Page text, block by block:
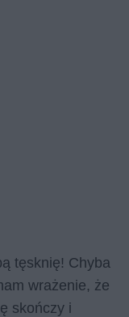
tęsknię! Chyba
wrażenie, że
skończy i